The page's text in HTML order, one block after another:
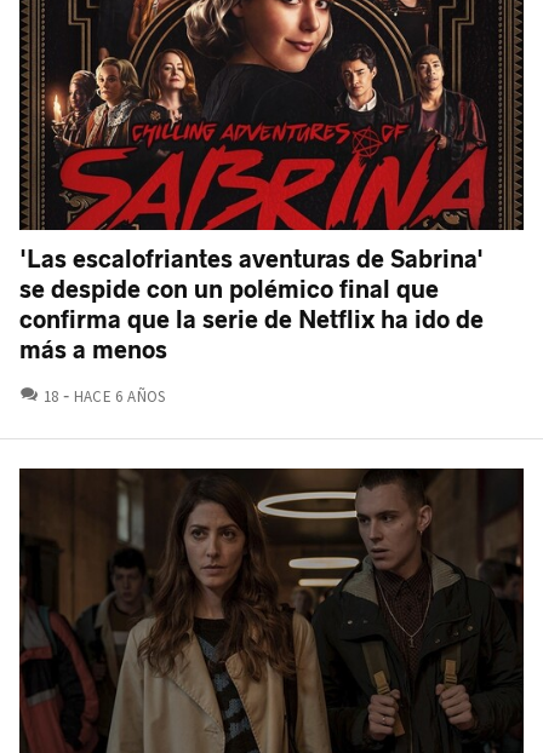
'Las escalofriantes aventuras de Sabrina'
se despide con un polémico final que
confirma que la serie de Netflix ha ido de
más a menos
18 COMENTARIOS
HACE 6 AÑOS